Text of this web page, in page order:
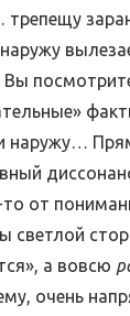
наружу…
от
светлой
а вовсю
очень